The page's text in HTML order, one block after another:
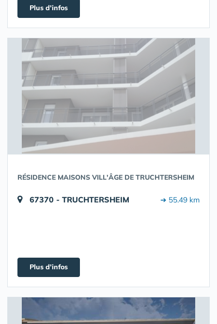
Plus d'infos
RÉSIDENCE MAISONS VILL'ÂGE DE TRUCHTERSHEIM
67370 - TRUCHTERSHEIM ➔ 55.49 km
Plus d'infos